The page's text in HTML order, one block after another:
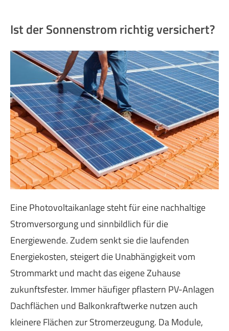
Ist der Sonnenstrom richtig versichert?
Eine Photovoltaikanlage steht für eine nachhaltige
Stromversorgung und sinnbildlich für die
Energiewende. Zudem senkt sie die laufenden
Energiekosten, steigert die Unabhängigkeit vom
Strommarkt und macht das eigene Zuhause
zukunftsfester. Immer häufiger pflastern PV-Anlagen
Dachflächen und Balkonkraftwerke nutzen auch
kleinere Flächen zur Stromerzeugung. Da Module,